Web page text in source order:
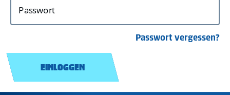
Passwort
Passwort vergessen?
EINLOGGEN